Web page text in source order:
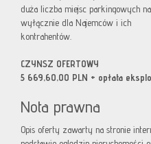
duża liczba miejsc parkingowych
wyłącznie dla Najemców i ich
kontrahentów.
CZYNSZ OFERTOWY
5 669,60,00 PLN + opłata
Nota prawna
Opis oferty zawarty na stronie